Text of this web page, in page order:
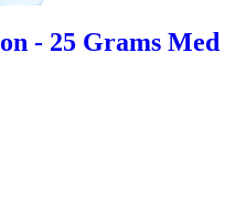
- 25 Grams Med